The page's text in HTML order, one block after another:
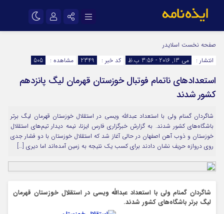
اینستاگرام
سروش
ایتا
آپارات
اپلیکیشن رمز عبور
مرا به خاطر بسپار
صفحه نخست اسلایدر
انتشار :
می 13, 2016 - 3:56 ب.ظ کد خبر : 2349 مشاهده : 505
استعدادهای ناتمام فوتبال خوزستان قهرمان لیگ پانزدهم
کشور شدند
شاگردان گمنام ولی با استعداد عبدالله ویسی در استقلال خوزستان قهرمان لیگ بر‌تر
باشگاه‌های کشور شدند. به گزارش خبرگزاری فارس ایزنا، نیمه دیدار تیم‌های استقلال
خوزستان و ذوب آهن اصفهان در حالی آغاز شد که استقلال خوزستان با دو فشار جدی
روی دروازه حریف نشان دادند برای کسب یک نتیجه به زمین آمده‌اند اما دیری […]
شاگردان گمنام ولی با استعداد عبدالله ویسی در استقلال خوزستان قهرمان
لیگ بر‌تر باشگاه‌های کشور شدند.